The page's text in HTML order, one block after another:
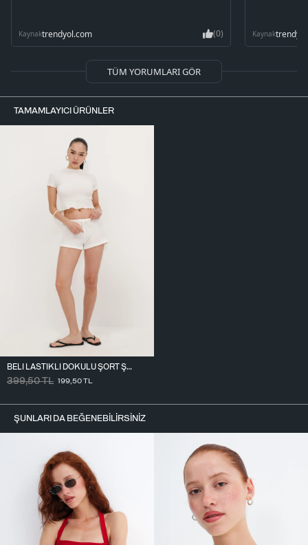
Kaynaktrendyol.com (0) Kaynak
TÜM YORUMLARI GÖR
TAMAMLAYICI ÜRÜNLER
BELI LASTIKLI DOKULU ŞORT Ş18307-T6
399,50TL 199,50TL
ŞUNLARI DA BEĞENEBILIRSINIZ